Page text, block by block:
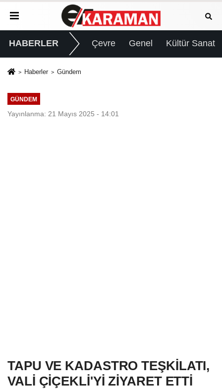
HABERLER Çevre Genel Kültür Sanat
Haberler Gündem
GÜNDEM
Yayınlanma: 21 Mayıs 2025 - 14:01
TAPU VE KADASTRO TEŞKİLATI,
VALİ ÇİÇEKLİ'Yİ ZİYARET ETTİ